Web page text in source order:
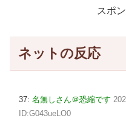
スポ
ネットの反応
37: 名無しさん＠恐縮です
ID:G043ueLO0